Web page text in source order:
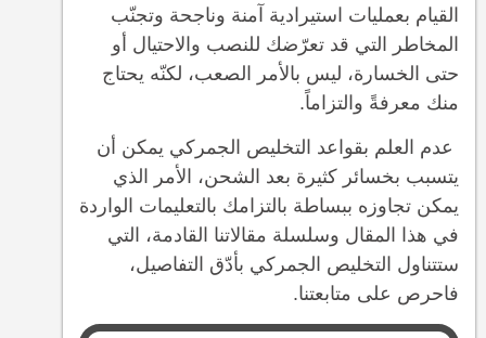
القيام بعمليات استيرادية آمنة وناجحة وتجنّب
المخاطر التي قد تعرّضك للنصب والاحتيال أو
حتى الخسارة، ليس بالأمر الصعب، لكنّه يحتاج
منك معرفةً والتزاماً.
عدم العلم بقواعد التخليص الجمركي يمكن أن
يتسبب بخسائر كثيرة بعد الشحن، الأمر الذي
يمكن تجاوزه ببساطة بالتزامك بالتعليمات الواردة
في هذا المقال وسلسلة مقالاتنا القادمة، التي
ستتناول التخليص الجمركي بأدّق التفاصيل،
فاحرص على متابعتنا.